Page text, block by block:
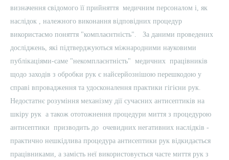
визначення свідомого її прийняття медичним персоналом і, як
наслідок , належного виконання відповідних процедур
використаємо поняття "комплаєнтність". За даними проведених
досліджень, які підтверджуються міжнародними науковими
публікаціями-саме "некомплаєнтність" медичних працівників
щодо заходів з обробки рук є найсерйознішою перешкодою у
справі впровадження та удосконалення практики гігієни рук.
Недостатнє розуміння механізму дії сучасних антисептиків на
шкіру рук а також ототожнення процедури миття з процедурою
антисептики призводить до очевидних негативних наслідків -
практично нешкідлива процедура антисептики рук відкидається
працівниками, а замість неї використовується часте миття рук з